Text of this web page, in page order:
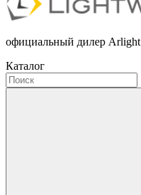
официальный дилер Arlight
Каталог